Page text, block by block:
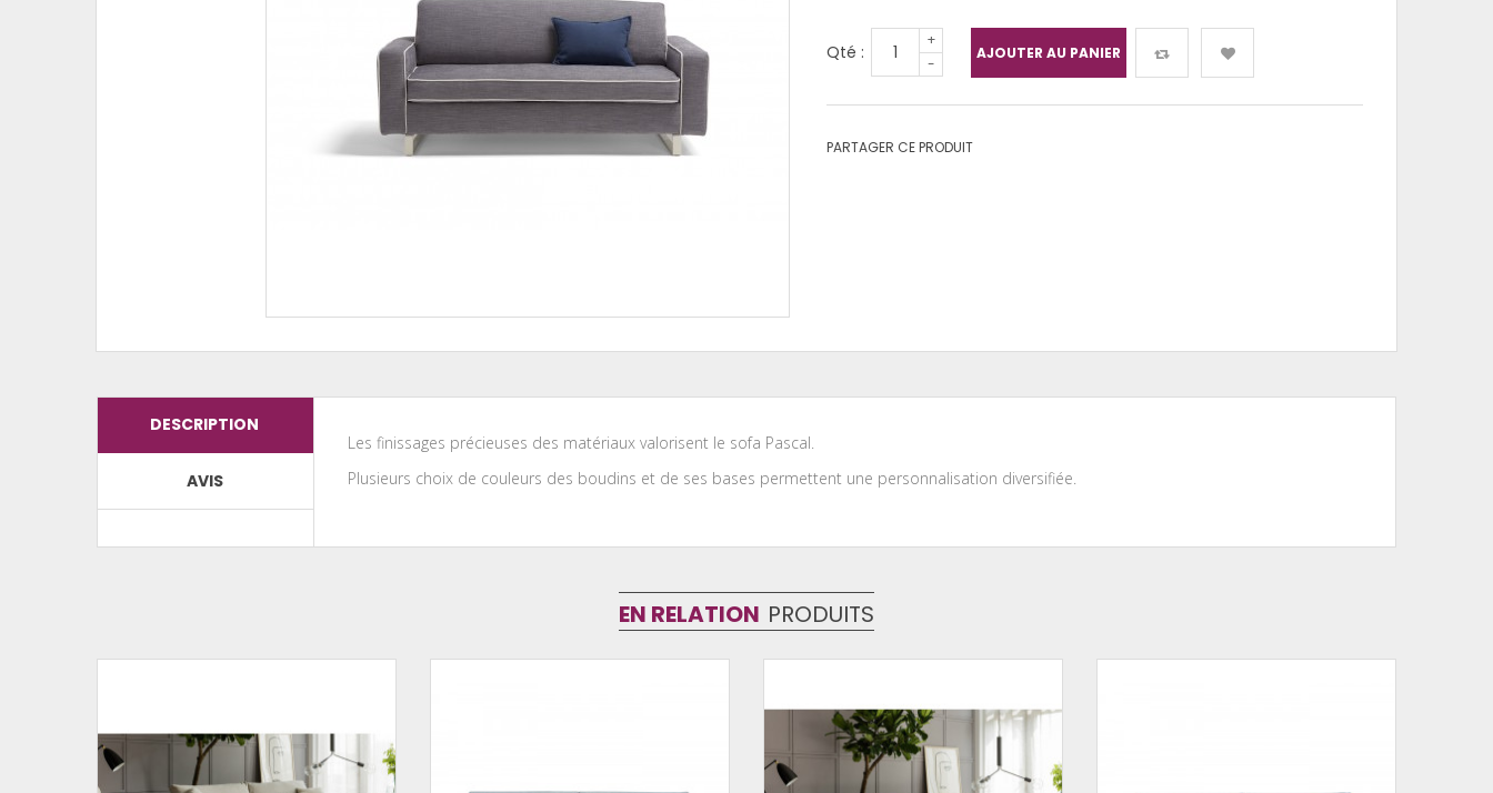
Qté :
+
-
AJOUTER AU PANIER
PARTAGER CE PRODUIT
DESCRIPTION
AVIS
Les finissages précieuses des matériaux valorisent le sofa Pascal.
Plusieurs choix de couleurs des boudins et de ses bases permettent une personnalisation diversifiée.
EN RELATION PRODUITS